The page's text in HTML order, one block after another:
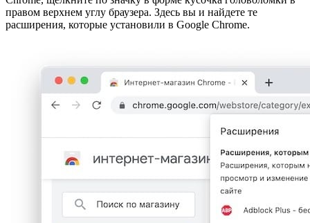
правом верхнем углу браузера. Здесь вы и найдете те
расширения, которые установили в Google Chrome.